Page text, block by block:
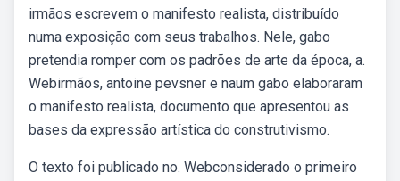
irmãos escrevem o manifesto realista, distribuído
numa exposição com seus trabalhos. Nele, gabo
pretendia romper com os padrões de arte da época, a.
Webirmãos, antoine pevsner e naum gabo elaboraram
o manifesto realista, documento que apresentou as
bases da expressão artística do construtivismo.
O texto foi publicado no. Webconsiderado o primeiro